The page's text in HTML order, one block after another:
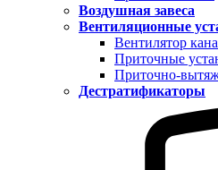
Воздушная завеса
Вентиляционные
Вентилятор
Приточные
Приточно-
Дестратификаторы